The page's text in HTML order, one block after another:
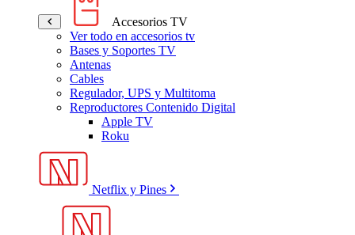
Accesorios TV
Ver todo en accesorios tv
Bases y Soportes TV
Antenas
Cables
Regulador, UPS y Multitoma
Reproductores Contenido Digital
Apple TV
Roku
Netflix y Pines